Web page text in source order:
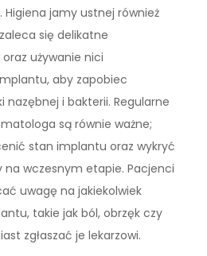
Higiena jamy ustnej również
się delikatne
używanie nici
aby zapobiec
nazębnej i bakterii. Regularne
są równie ważne;
stan implantu oraz wykryć
wczesnym etapie. Pacjenci
uwagę na jakiekolwiek
takie jak ból, obrzęk czy
zgłaszać je lekarzowi.